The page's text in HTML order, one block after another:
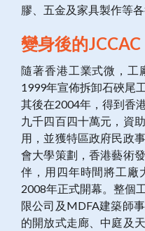
膠、五金及家具製作等各
變身後的JCCAC
隨著香港工業式微，工
1999年宣佈拆卸石硤尾
其後在2004年，得到香
九千四百四十萬元，資
用，並獲特區政府民政
會大學策劃，香港藝術
伴，用四年時間將工廠
2008年正式開幕。整個
限公司及MDFA建築師
的開放式走廊、中庭及